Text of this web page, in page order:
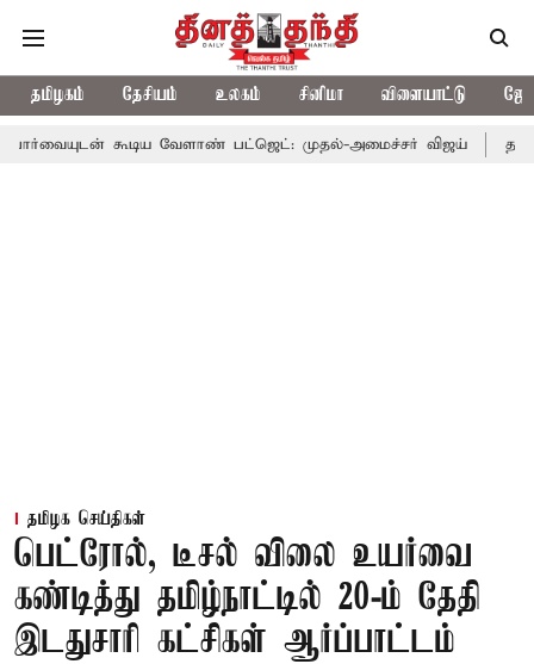
தமிழகம் தேசியம் உலகம் சினிமா விளையாட்டு
கூடிய வேளாண் பட்ஜெட்: முதல்-அமைச்சர் விஜய் தமிழக
தமிழக செய்திகள்
பெட்ரோல், டீசல் விலை உயர்வை
கண்டித்து தமிழ்நாட்டில் 20-ம் தேதி
இடதுசாரி கட்சிகள் ஆர்ப்பாட்டம்